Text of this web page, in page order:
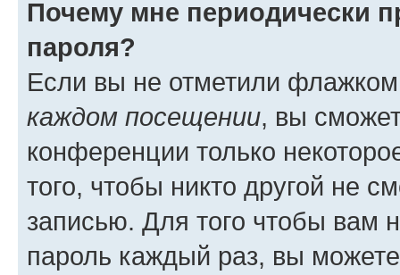
Почему мне периодически
пароля?
Если вы не отметили
каждом посещении, вы
конференции только
того, чтобы никто другой не
записью. Для того чтобы вам
пароль каждый раз, вы